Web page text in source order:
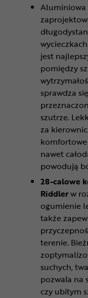
jest
pomiędzy
sprawdza
szutrze.
za
nawet
powodują
28-calowe
Riddlerw
ogumienie
także
terenie.
suchych,
pozwala na
czy ubitym